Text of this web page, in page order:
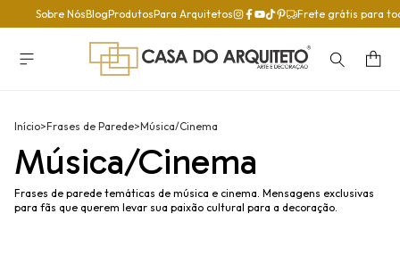
Sobre NósBlogProdutosPara Arquitetos Frete grátis para
Início>Frases de Parede>Música/Cinema
Música/Cinema
Frases de parede temáticas de música e cinema. Mensagens exclusivas
para fãs que querem levar sua paixão cultural para a decoração.